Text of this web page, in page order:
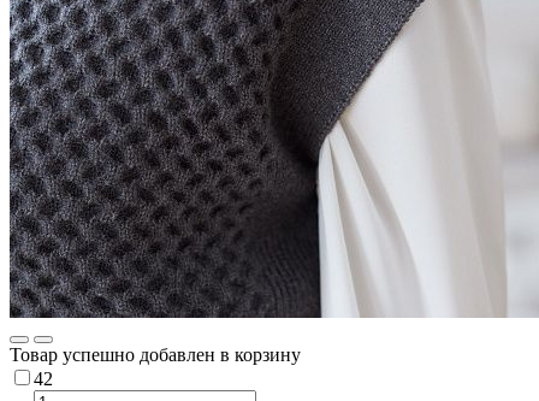
Товар успешно добавлен в корзину
42